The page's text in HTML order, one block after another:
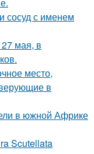
сосуд с именем
мая, в
место,
в
в южной Африке
Scutellata